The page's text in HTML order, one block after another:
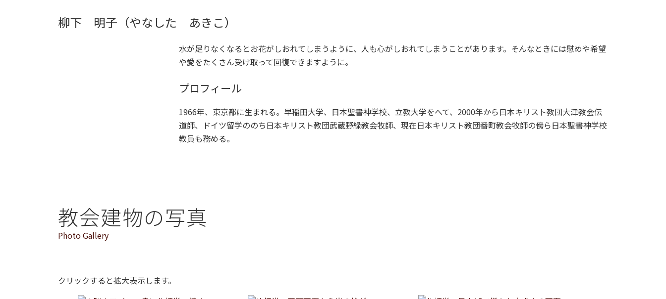
柳下 明子（やなした あきこ）
水が足りなくなるとお花がしおれてしまうように、人も心がしおれてしまうことがあります。そんなときには慰めや希望
や愛をたくさん受け取って回復できますように。
プロフィール
1966年、東京都に生まれる。早稲田大学、日本聖書神学校、立教大学をへて、2000年から日本キリスト教団大津教会伝
道師、ドイツ留学ののち日本キリスト教団武蔵野緑教会牧師、現在日本キリスト教団番町教会牧師の傍ら日本聖書神学校
教員も務める。
教会建物の写真
Photo Gallery
クリックすると拡大表示します。